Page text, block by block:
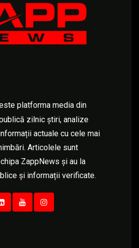
platforma media din
zilnic știri, analize
actuale cu cele mai
Articolele sunt
ZappNews și au la
și informații verificate.